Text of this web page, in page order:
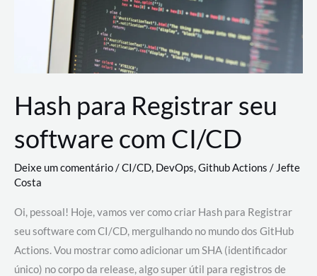
desenvolvimento
Hash para Registrar seu
software com CI/CD
Deixe um comentário/CI/CD, DevOps,Github Actions /Jefte
Costa
Oi, pessoal! Hoje, vamos ver como criar Hash para Registrar
seu software com CI/CD, mergulhando no mundo dos GitHub
Actions. Vou mostrar como adicionar um SHA (identificador
único) no corpo da release, algo super útil para registros de